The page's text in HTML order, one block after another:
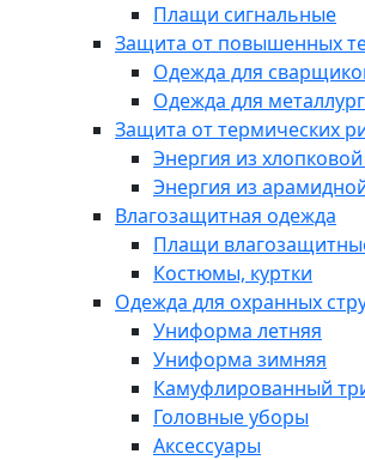
Плащи сигнальные
Защита от повышенных
Одежда для
Одежда для
Защита от термических
Энергия из
Энергия из
Влагозащитная одежда
Плащи
Костюмы, куртки
Одежда для охранных
Униформа летняя
Униформа зимняя
Камуфлированный
Головные уборы
Аксессуары